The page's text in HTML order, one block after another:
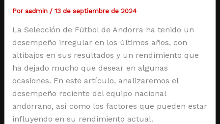
Por aadmin / 13 de septiembre de 2024
La Selección de Fútbol de Andorra ha tenido un
desempeño irregular en los últimos años, con
altibajos en sus resultados y un rendimiento que
ha dejado mucho que desear en algunas
ocasiones. En este artículo, analizaremos el
desempeño reciente del equipo nacional
andorrano, así como los factores que pueden estar
influyendo en su rendimiento actual.